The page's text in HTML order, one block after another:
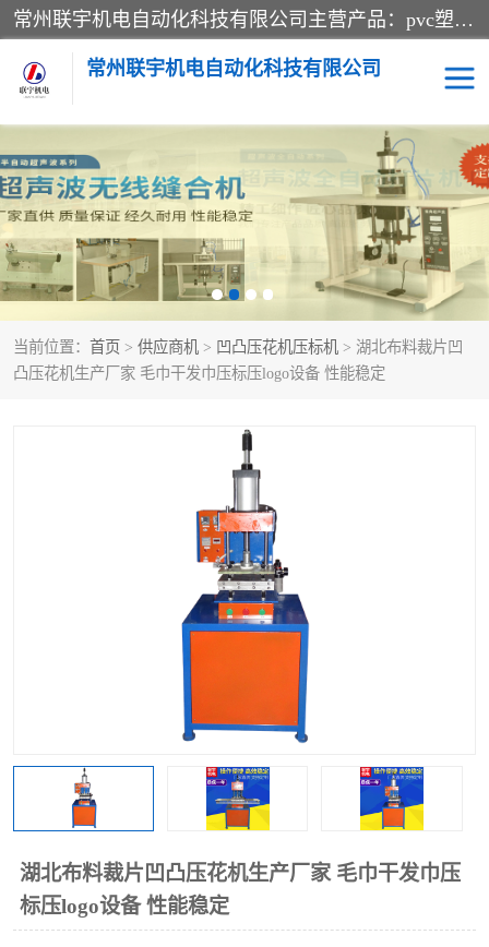
常州联宇机电自动化科技有限公司主营产品：pvc塑料焊机、高频热合机、软膜天花压边机、服装布料凹凸压花机、布料3d压印设备、服装植胶设备、超声波布料花边机、无纺布热合机、全自动压花机。
常州联宇机电自动化科技有限公司
当前位置： 首页 > 供应商机 > 凹凸压花机压标机 > 湖北布料裁片凹
凸压花机生产厂家 毛巾干发巾压标压logo设备 性能稳定
湖北布料裁片凹凸压花机生产厂家 毛巾干发巾压
标压logo设备 性能稳定
压花定型机以及压花模具 超声波热合机
高频热合机 超声波花边机
超声波复合压花机 凹凸压花机压标机
3040凹凸压花机 双头服装凹凸压花机
海绵产品成型机